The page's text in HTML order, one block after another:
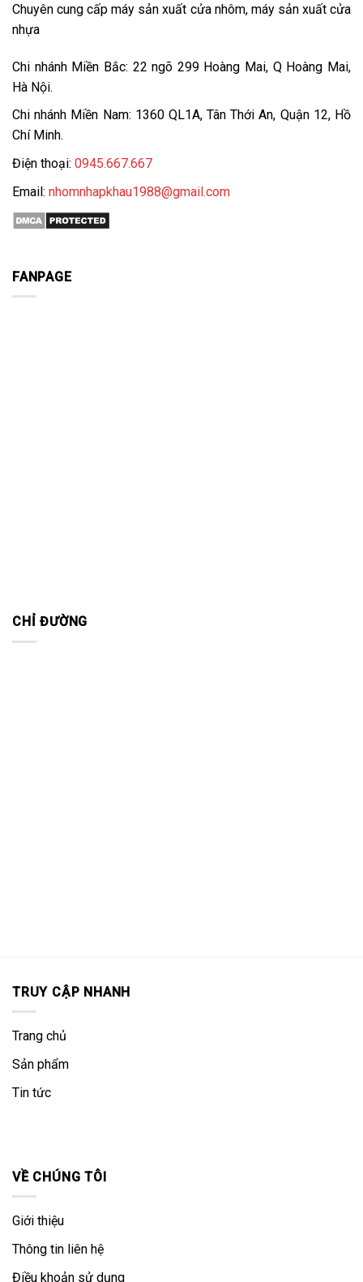
Chuyên cung cấp máy sản xuất cửa nhôm, máy sản xuất cửa
nhựa
Chi nhánh Miền Bắc: 22 ngõ 299 Hoàng Mai, Q Hoàng Mai,
Hà Nội.
Chi nhánh Miền Nam: 1360 QL1A, Tân Thới An, Quận 12, Hồ
Chí Minh.
Điện thoại: 0945.667.667
Email: nhomnhapkhau1988@gmail.com
FANPAGE
CHỈ ĐƯỜNG
TRUY CẬP NHANH
Trang chủ
Sản phẩm
Tin tức
VỀ CHÚNG TÔI
Giới thiệu
Thông tin liên hệ
Điều khoản sử dụng